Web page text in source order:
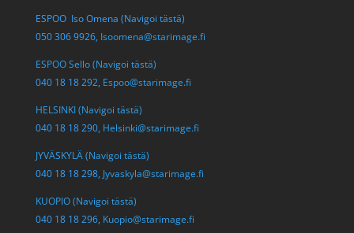
ESPOO Iso Omena (Navigoi tästä)
050 306 9926, Isoomena@starimage.fi
ESPOO Sello (Navigoi tästä)
040 18 18 292, Espoo@starimage.fi
HELSINKI (Navigoi tästä)
040 18 18 290, Helsinki@starimage.fi
JYVÄSKYLÄ (Navigoi tästä)
040 18 18 298, Jyvaskyla@starimage.fi
KUOPIO (Navigoi tästä)
040 18 18 296, Kuopio@starimage.fi